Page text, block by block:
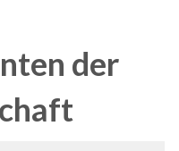
der